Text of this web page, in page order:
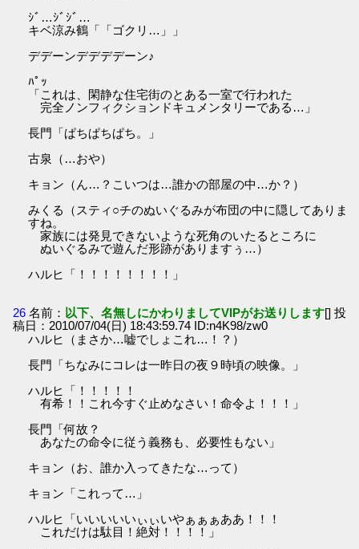
ｼﾞ…ｼﾞｼﾞ…
キベ涼み鶴「「ゴクリ…」」
デデーンデデデデーン♪
ﾊﾟｯ
「これは、閑静な住宅街のとある一室で行われた
完全ノンフィクションドキュメンタリーである…」
長門「ぱちぱちぱち。」
古泉（…おや）
キョン（ん…？こいつは…誰かの部屋の中…か？）
みくる（スティ○チのぬいぐるみが布団の中に隠してありま
すね。
家族には発見できないような死角のいたるところに
ぬいぐるみで遊んだ形跡がありますぅ…）
ハルヒ「！！！！！！！！」
26 名前： 以下、名無しにかわりましてVIPがお送りします[] 投
稿日：2010/07/04(日) 18:43:59.74 ID:n4K98/zw0
ハルヒ（まさか…嘘でしょこれ…！？）
長門「ちなみにコレは一昨日の夜９時頃の映像。」
ハルヒ「！！！！！
有希！！これ今すぐ止めなさい！命令よ！！！」
長門「何故？
あなたの命令に従う義務も、必要性もない」
キョン（お、誰か入ってきたな…って）
キョン「これって…」
ハルヒ「いいいいいぃぃいやぁぁぁああ！！！
これだけは駄目！絶対！！！！」